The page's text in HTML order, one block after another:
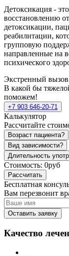
Детоксикация -
восстановлению
детоксикации,
реабилитации,
групповую
направленные на
психического
Экстренный вызов
В какой бы
поможем!
+7 903 646-20-71
Калькулятор
Рассчитайте
Возраст пациента?
Вид зависимости?
Длительность
Стоимость: 0руб
Рассчитать
Бесплатная
Вам перезвонит
Оставить заявку
Качество